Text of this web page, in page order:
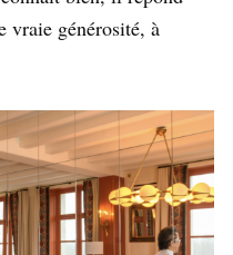
vraie générosité, à